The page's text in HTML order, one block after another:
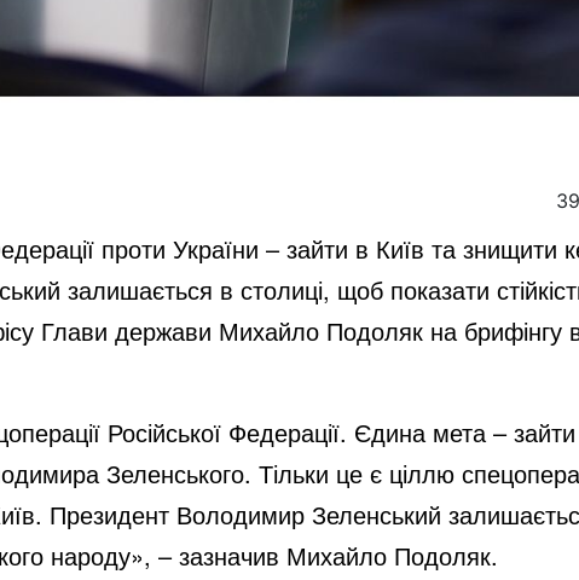
проти України – зайти в Київ та знищити
залишається в столиці, щоб показати
Глави держави Михайло Подоляк на брифінгу
Російської Федерації. Єдина мета –
Зеленського. Тільки це є ціллю
Президент Володимир Зеленський
народу», – зазначив Михайло Подоляк.